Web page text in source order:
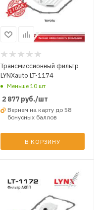
Трансмиссионный фильтр
LYNXauto LT-1174
Меньше 10 шт
2 877руб./шт
Вернем на карту до 58
бонусных баллов
В КОРЗИНУ